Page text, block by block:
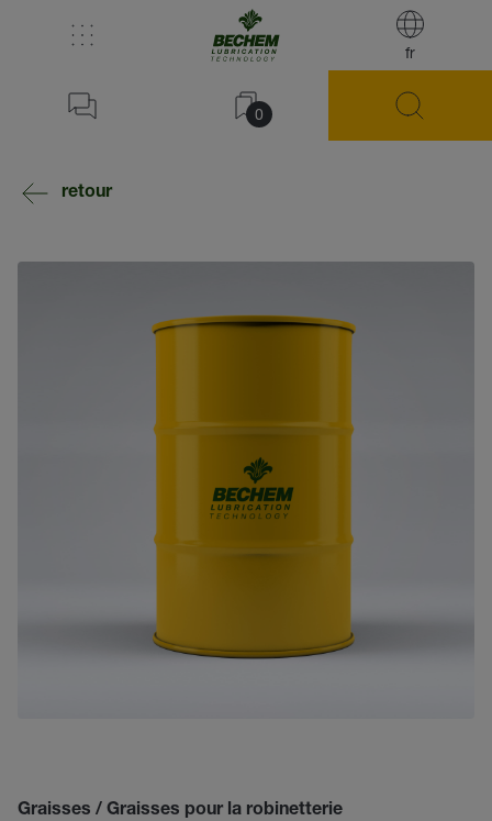
fr
0
retour
Graisses / Graisses pour la robinetterie